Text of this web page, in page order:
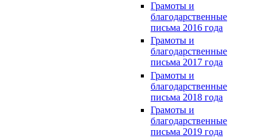
Грамоты и
благодарственные
письма 2016 года
Грамоты и
благодарственные
письма 2017 года
Грамоты и
благодарственные
письма 2018 года
Грамоты и
благодарственные
письма 2019 года